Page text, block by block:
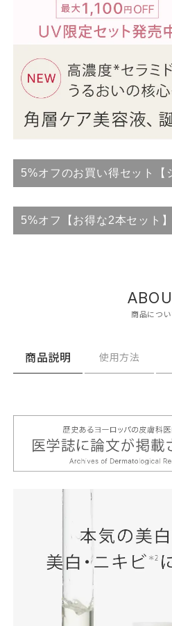
5%オフのお買い得セット【
5%オフ【お得な2本セット】
商品につい
商品説明 使用方法